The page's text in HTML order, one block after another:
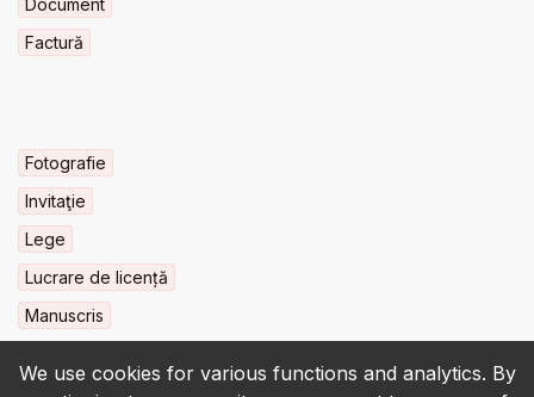
We use cookies for various functions and analytics. By
Document
Factură
Fotografie
Invitaţie
Lege
Lucrare de licență
Manuscris